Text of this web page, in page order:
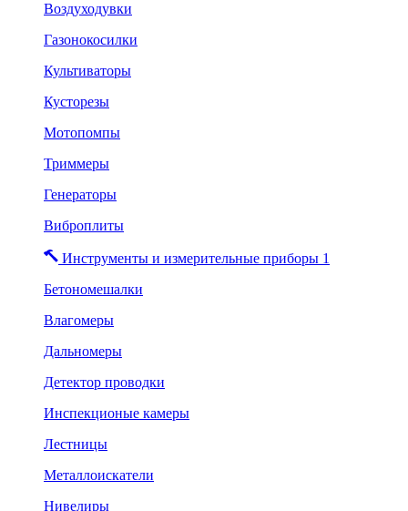
Воздуходувки
Газонокосилки
Культиваторы
Кусторезы
Мотопомпы
Триммеры
Генераторы
Виброплиты
Инструменты и измерительные приборы 1
Бетономешалки
Влагомеры
Дальномеры
Детектор проводки
Инспекционые камеры
Лестницы
Металлоискатели
Нивелиры